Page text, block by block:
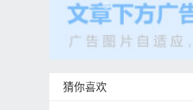
猜你喜欢